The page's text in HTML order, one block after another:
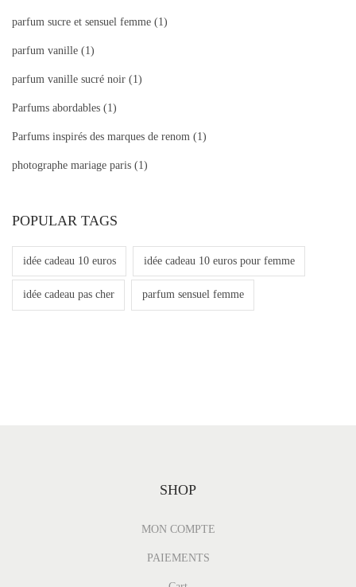
parfum sucre et sensuel femme (1)
parfum vanille (1)
parfum vanille sucré noir (1)
Parfums abordables (1)
Parfums inspirés des marques de renom (1)
photographe mariage paris (1)
POPULAR TAGS
idée cadeau 10 euros idée cadeau 10 euros pour femme
idée cadeau pas cher parfum sensuel femme
SHOP
MON COMPTE
PAIEMENTS